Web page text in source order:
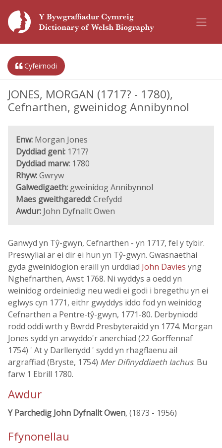
Cyfeirnodi
JONES, MORGAN (1717? - 1780),
Cefnarthen, gweinidog Annibynnol
Enw: Morgan Jones
Dyddiad geni: 1717?
Dyddiad marw: 1780
Rhyw:Gwryw
Galwedigaeth: gweinidog Annibynnol
Maes gweithgaredd:Crefydd
Awdur: John Dyfnallt Owen
Ganwyd yn Tŷ-gwyn, Cefnarthen - yn 1717, fel y tybir.
Preswyliai ar ei dir ei hun yn Tŷ-gwyn. Gwasnaethai
gyda gweinidogion eraill yn urddiad John Davies yng
Nghefnarthen, Awst 1768. Ni wyddys a oedd yn
weinidog ordeiniedig neu wedi ei godi i bregethu yn ei
eglwys cyn 1771, eithr gwyddys iddo fod yn weinidog
Cefnarthen a Pentre-tŷ-gwyn, 1771-80. Derbyniodd
rodd oddi wrth y Bwrdd Presbyteraidd yn 1774. Morgan
Jones sydd yn arwyddo'r anerchiad (22 Gorffennaf
1754) ' At y Darllenydd ' sydd yn rhagflaenu ail
argraffiad (Bryste, 1754) Mer Difinyddiaeth Iachus. Bu
farw 1 Ebrill 1780.
Awdur
Y Parchedig John Dyfnallt Owen, (1873 - 1956)
Ffynonellau